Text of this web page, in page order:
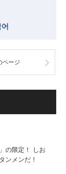
ページ
の限定！ しお
ンメンだ！